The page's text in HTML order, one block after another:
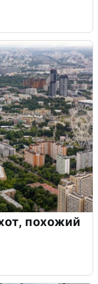
похожий